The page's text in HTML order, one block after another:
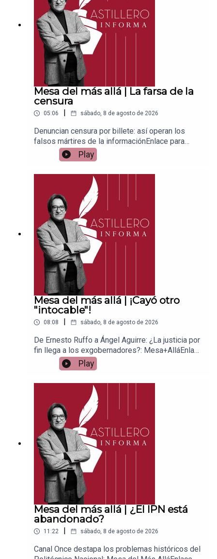
Mesa del más allá | La farsa de la
censura
05:06 sábado, 8 de agosto de 2026
Denuncian censura por billete: así operan los
falsos mártires de la informaciónEnlace para
apoyar vía
Patreon:https://www.patreon.com/julioastilleroEnl
ace para hacer donaciones vía
PayPal:https://www.paypal.me/julioastilleroCuent
a para hacer transferencias a cuenta BBVA a
nombre de Julio Hernández López:
1539408017CLABE: 012 320 01539408017
2Tienda:https://julioastillerotienda.com/
Play
Mesa del más allá | ¡Cayó otro
"intocable"!
08:08 sábado, 8 de agosto de 2026
De Ernesto Ruffo a Ángel Aguirre: ¿La justicia por
fin llega a los exgobernadores?: Mesa+AlláEnlace
para apoyar vía
Patreon:https://www.patreon.com/julioastilleroEnl
ace para hacer donaciones vía
PayPal:https://www.paypal.me/julioastilleroCuent
a para hacer transferencias a cuenta BBVA a
nombre de Julio Hernández López:
1539408017CLABE: 012 320 01539408017
2Tienda:https://julioastillerotienda.com/
Play
Mesa del más allá | ¿El IPN está
abandonado?
11:22 sábado, 8 de agosto de 2026
Canal Once destapa los problemas históricos del